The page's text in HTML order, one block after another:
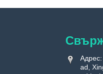
ad,